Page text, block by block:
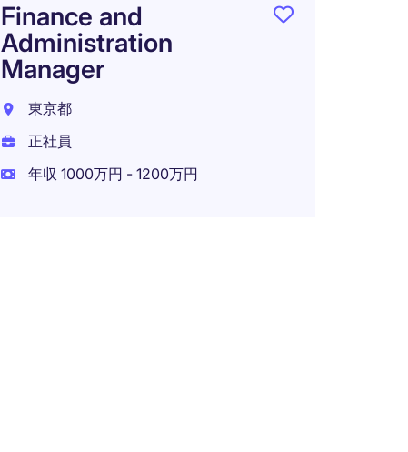
Finance and
Administration
Manager
東京都
正社員
年収 1000万円 - 1200万円